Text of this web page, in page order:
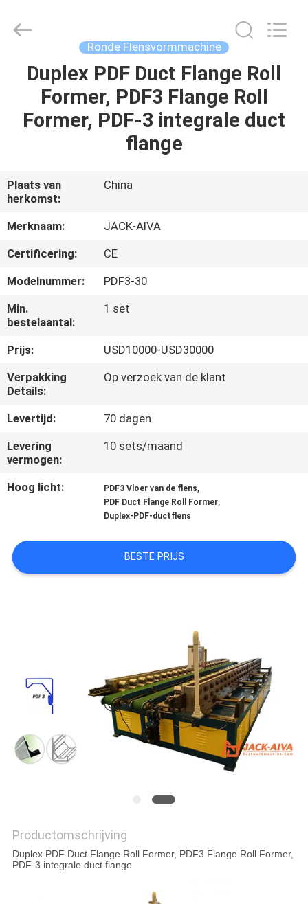
THUIS
PRODUCTEN
ONS
FABRIEKSTOCHT
KWALITEITSCONTROLE
NEEM
CONTACT
MET
ONS
OP
NIEUWS
VRAAG
OFFERTE
AIVA
MACHINERY
Reserved.
Ronde Flensvormmachine
Duplex PDF Duct Flange Roll
Former, PDF3 Flange Roll
Former, PDF-3 integrale duct
flange
Plaats van
herkomst:
China
Merknaam:
JACK-AIVA
Certificering:
CE
Modelnummer:
PDF3-30
Min.
bestelaantal:
1 set
Prijs:
USD10000-USD30000
Verpakking
Details:
Op verzoek van de klant
Levertijd:
70 dagen
Levering
vermogen:
10 sets/maand
Hoog licht: PDF3 Vloer van de flens,
PDF Duct Flange Roll Former,
Duplex-PDF-ductflens
BESTE PRIJS
Productomschrijving
Duplex PDF Duct Flange Roll Former, PDF3 Flange Roll Former,
PDF-3 integrale duct flange